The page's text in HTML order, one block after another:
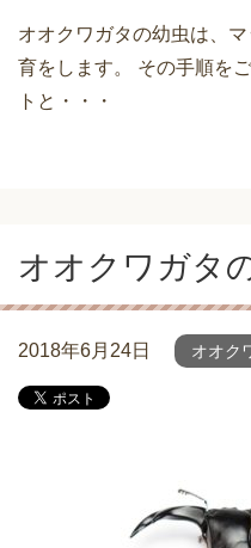
オオクワガタの幼虫は、
育をします。 その手順を
トと・・・
オオクワガタ
2018年6月24日 オオク